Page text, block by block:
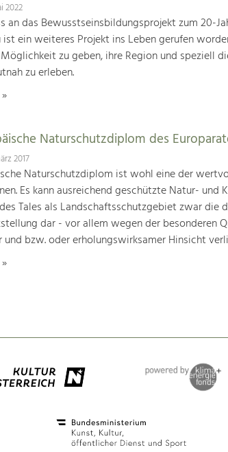
2022
an das Bewusstseinsbildungsprojekt zum 20-
ein weiteres Projekt ins Leben gerufen
zu geben, ihre Region und speziell
zu erleben.
Naturschutzdiplom des
2017
Naturschutzdiplom ist wohl eine der
Es kann ausreichend geschützte Natur-
Tales als Landschaftsschutzgebiet zwar die
dar - vor allem wegen der besonderen
bzw. oder erholungswirksamer Hinsicht